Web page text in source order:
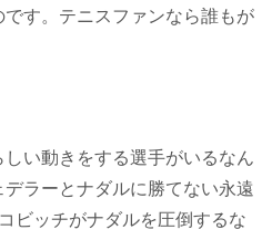
す。テニスファンなら誰もが
しい動きをする選手がいるなん
ラーとナダルに勝てない永遠
ビッチがナダルを圧倒するな